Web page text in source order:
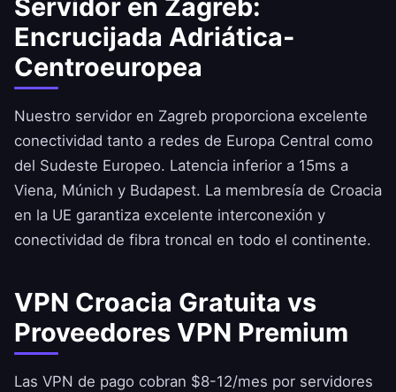
Servidor en Zagreb:
Encrucijada Adriática-
Centroeuropea
Nuestro servidor en Zagreb proporciona excelente
conectividad tanto a redes de Europa Central como
del Sudeste Europeo. Latencia inferior a 15ms a
Viena, Múnich y Budapest. La membresía de Croacia
en la UE garantiza excelente interconexión y
conectividad de fibra troncal en todo el continente.
VPN Croacia Gratuita vs
Proveedores VPN Premium
Las VPN de pago cobran $8-12/mes por servidores